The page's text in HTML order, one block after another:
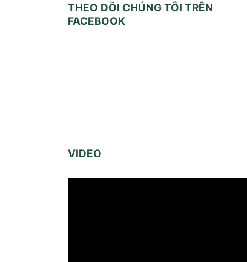
THEO DÕI CHÚNG TÔI TRÊN
FACEBOOK
VIDEO